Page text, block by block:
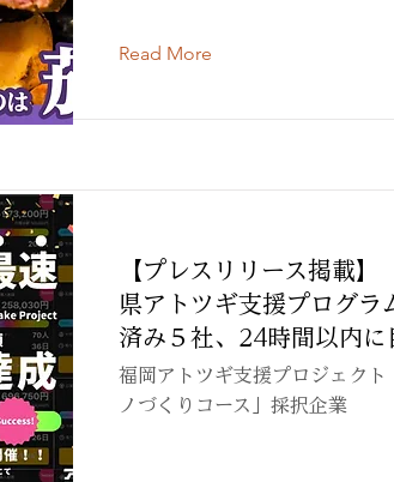
Read More
【プレスリリース掲載】
県アトツギ支援プログ
済み５社、24時間以内に
福岡アトツギ支援プロジェク
ノづくりコース」採択企業